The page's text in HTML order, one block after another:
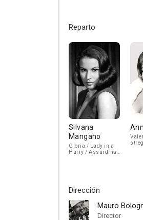
Reparto
Silvana
Mangano
Gloria / Lady in a
Hurry / Assurdina
Dirección
Mauro
Director